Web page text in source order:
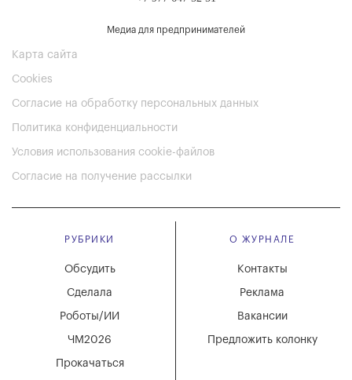
Медиа для предпринимателей
Карта сайта
Cookies
Согласие на обработку персональных данных
Политика конфиденциальности
Условия использования cookie-файлов
Согласие на получение рассылки
РУБРИКИ
Обсудить
Сделала
Роботы/ИИ
ЧМ2026
Прокачаться
О ЖУРНАЛЕ
Вакансии
Реклама
Контакты
Предложить колонку